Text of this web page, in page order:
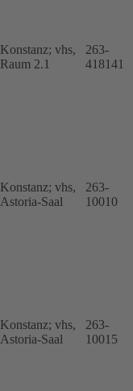
Konstanz; vhs,
Raum 2.1
263-
418141
Konstanz; vhs,
Astoria-Saal
263-
10010
Konstanz; vhs,
Astoria-Saal
263-
10015